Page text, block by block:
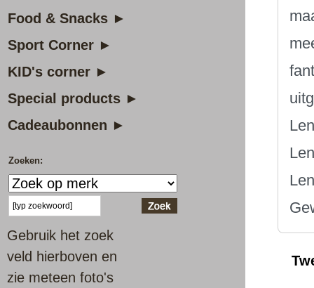
Food & Snacks ►
Sport Corner ►
KID's corner ►
Special products ►
Cadeaubonnen ►
Zoeken:
Gebruik het zoek
veld hierboven en
zie meteen foto's